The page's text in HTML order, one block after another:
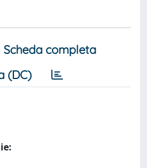
Scheda completa
(DC)